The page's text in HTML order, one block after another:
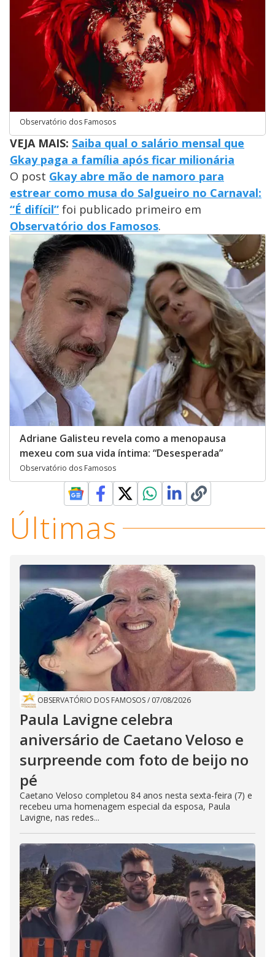
Observatório dos Famosos
VEJA MAIS: Saiba qual o salário mensal que
Gkay paga a família após ficar milionária
O post Gkay abre mão de namoro para
estrear como musa do Salgueiro no Carnaval:
“É difícil” foi publicado primeiro em
Observatório dos Famosos.
Adriane Galisteu revela como a menopausa
mexeu com sua vida íntima: “Desesperada”
Observatório dos Famosos
Últimas
OBSERVATÓRIO DOS FAMOSOS/ 07/08/2026
Paula Lavigne celebra
aniversário de Caetano Veloso e
surpreende com foto de beijo no
pé
Caetano Veloso completou 84 anos nesta sexta-feira (7) e
recebeu uma homenagem especial da esposa, Paula
Lavigne, nas redes...